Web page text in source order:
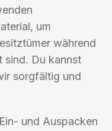
um
während
sind. Du kannst
sorgfältig und
und Auspacken